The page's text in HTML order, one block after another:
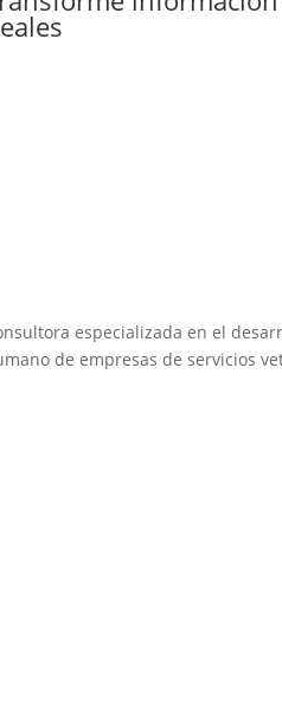
especializada en el
de empresas de servicios